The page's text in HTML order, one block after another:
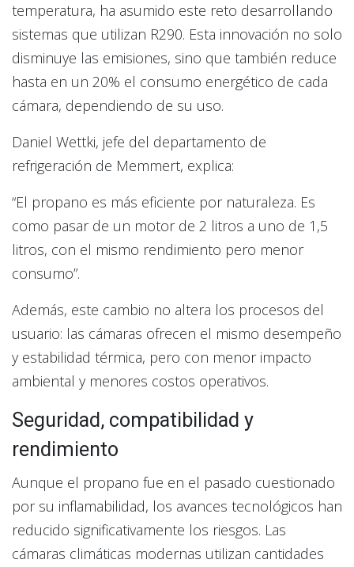
temperatura, ha asumido este reto desarrollando
sistemas que utilizan R290. Esta innovación no solo
disminuye las emisiones, sino que también reduce
hasta en un 20% el consumo energético de cada
cámara, dependiendo de su uso.
Daniel Wettki, jefe del departamento de
refrigeración de Memmert, explica:
“El propano es más eficiente por naturaleza. Es
como pasar de un motor de 2 litros a uno de 1,5
litros, con el mismo rendimiento pero menor
consumo”.
Además, este cambio no altera los procesos del
usuario: las cámaras ofrecen el mismo desempeño
y estabilidad térmica, pero con menor impacto
ambiental y menores costos operativos.
Seguridad, compatibilidad y
rendimiento
Aunque el propano fue en el pasado cuestionado
por su inflamabilidad, los avances tecnológicos han
reducido significativamente los riesgos. Las
cámaras climáticas modernas utilizan cantidades